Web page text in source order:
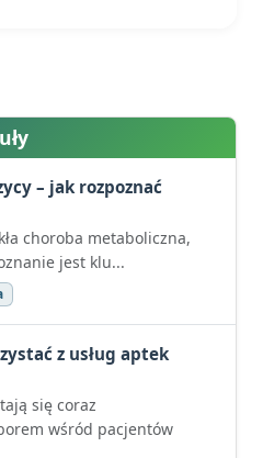
– jak rozpoznać
choroba metaboliczna,
jest klu...
z usług aptek
się coraz
wśród pacjentów